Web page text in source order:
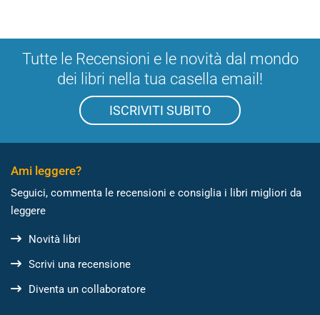
Tutte le Recensioni e le novità dal mondo
dei libri nella tua casella email!
ISCRIVITI SUBITO
Ami leggere?
Seguici, commenta le recensioni e consiglia i libri migliori da
leggere
Novità libri
Scrivi una recensione
Diventa un collaboratore